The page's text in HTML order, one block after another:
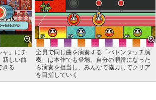
ャ」にチ
新しい曲
きる
全員で同じ曲を演奏する「バトンタッチ演
奏」は本作でも登場。自分の順番になった
ら演奏を担当し、みんなで協力してクリア
を目指していく